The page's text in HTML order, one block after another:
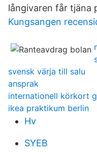
långivaren får tjäna
Kungsangen
svensk värja till salu
ansprak
internationell körkort
ikea praktikum berlin
Hv
SYEB